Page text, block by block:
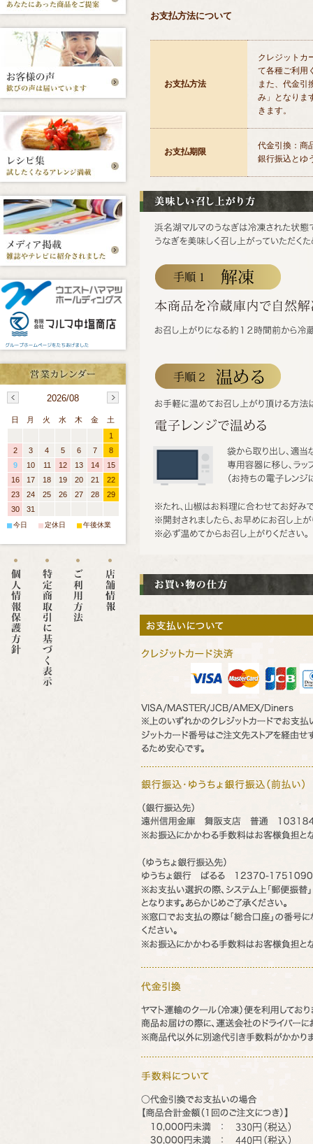
お支払方法について
お支払方法
クレジットカ
て各種ご利用
また、代金引
み」となりま
きます。
お支払期限
代金引換：商
銀行振込とゆ
2026/08
日 月 火 水 木 金
土
1
2
3 4 5 6 7
8
9
10 11 12 13 14
15
16
17 18 19 20 21
22
23
24 25 26 27 28
29
30
31
■今日 ■定休日 ■午後休業